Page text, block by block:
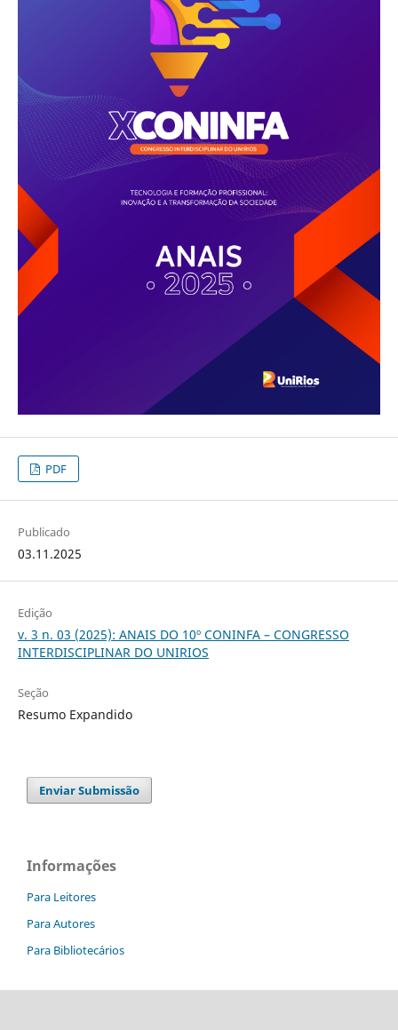
PDF
Publicado
03.11.2025
Edição
v. 3 n. 03 (2025): ANAIS DO 10º CONINFA – CONGRESSO
INTERDISCIPLINAR DO UNIRIOS
Seção
Resumo Expandido
Enviar Submissão
Informações
Para Leitores
Para Autores
Para Bibliotecários